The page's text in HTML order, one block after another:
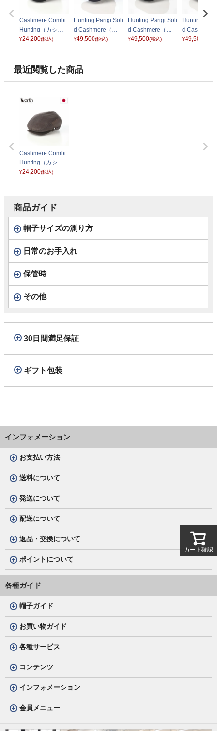
Cashmere Combi
Hunting（カシミ
ヤ コンビ ハンチン
¥24,200(税込)
Hunting Parigi Soli
d Cashmere（ハ
ンチング パリギ ソ
イビー
¥49,500(税込)
Hunting Parigi Soli
d Cashmere（ハ
ンチング パリギ ソ
¥49,500(税込)
Hunting
d Cashmere
ンチング パ
¥49,500
最近閲覧した商品
Cashmere Combi
Hunting（カシミ
ヤ コンビ ハンチン
¥24,200(税込)
商品ガイド
帽子サイズの測り方
日常のお手入れ
保管時
その他
30日間満足保証
ギフト包装
インフォメーション
お支払い方法
送料について
発送について
配送について
返品・交換について
ポイントについて
各種ガイド
帽子ガイド
お買い物ガイド
各種サービス
コンテンツ
インフォメーション
会員メニュー
カート確認